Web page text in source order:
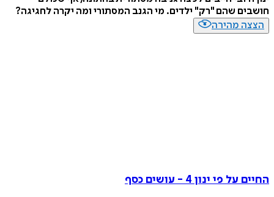
חושבים שהם "רק" ילדים. מי הגנב המסתורי ומה יקרה לחגיגה?
הצצה מהירה
החיים על פי ינון 4 - עושים כסף